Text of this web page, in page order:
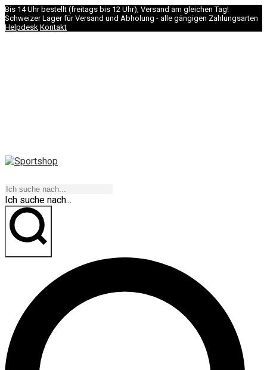
Bis 14 Uhr bestellt (freitags bis 12 Uhr), Versand am gleichen Tag!
Schweizer Lager für Versand und Abholung - alle gängigen Zahlungsarten
Helpdesk Kontakt
Ich suche nach...